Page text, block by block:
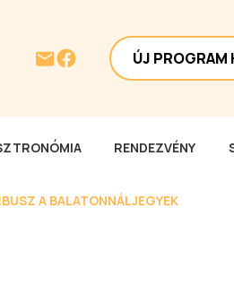
ÚJ PROGRAM
RENDEZVÉNY
A BALATONNÁLJEGYEK